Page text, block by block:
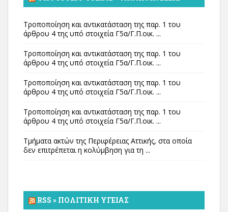
Τροποποίηση και αντικατάσταση της παρ. 1 του
άρθρου 4 της υπό στοιχεία Γ5α/Γ.Π.οικ. ...
Τροποποίηση και αντικατάσταση της παρ. 1 του
άρθρου 4 της υπό στοιχεία Γ5α/Γ.Π.οικ. ...
Τροποποίηση και αντικατάσταση της παρ. 1 του
άρθρου 4 της υπό στοιχεία Γ5α/Γ.Π.οικ. ...
Τροποποίηση και αντικατάσταση της παρ. 1 του
άρθρου 4 της υπό στοιχεία Γ5α/Γ.Π.οικ. ...
Τμήματα ακτών της Περιφέρειας Αττικής, στα οποία
δεν επιτρέπεται η κολύμβηση για τη ...
RSS » ΠΟΛΙΤΙΚΉ ΥΓΕΊΑΣ